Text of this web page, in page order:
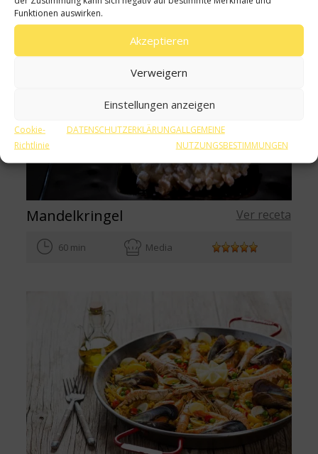
Funktionen auswirken.
Akzeptieren
Verweigern
Einstellungen anzeigen
Cookie-
Richtlinie
DATENSCHUTZERKLÄRUNGALLGEMEINE
NUTZUNGSBESTIMMUNGEN
Mandelkringel Ver receta
60 min Media